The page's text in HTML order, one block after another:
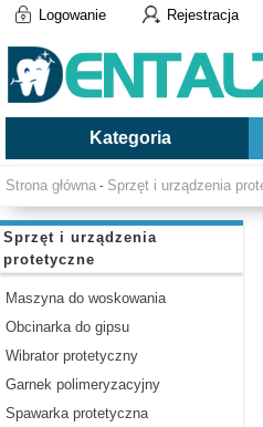
Logowanie Rejestracja
Kategoria
Strona główna - Sprzęt i urządzenia
Sprzęt i urządzenia
protetyczne
Maszyna do woskowania
Obcinarka do gipsu
Wibrator protetyczny
Garnek polimeryzacyjny
Spawarka protetyczna